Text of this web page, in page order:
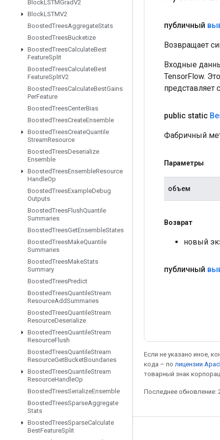
BlockLSTMGradV2
BlockLSTMV2
BoostedTreesAggregateStats
BoostedTreesBucketize
BoostedTreesCalculateBest
FeatureSplit
BoostedTreesCalculateBest
FeatureSplitV2
BoostedTreesCalculateBestGains
PerFeature
BoostedTreesCenterBias
BoostedTreesCreateEnsemble
BoostedTreesCreateQuantile
StreamResource
BoostedTreesDeserialize
Ensemble
BoostedTreesEnsembleResource
HandleOp
BoostedTreesExampleDebug
Outputs
BoostedTreesFlushQuantile
Summaries
BoostedTreesGetEnsembleStates
BoostedTreesMakeQuantile
Summaries
BoostedTreesMakeStats
Summary
BoostedTreesPredict
BoostedTreesQuantileStream
ResourceAddSummaries
BoostedTreesQuantileStream
ResourceDeserialize
BoostedTreesQuantileStream
ResourceFlush
BoostedTreesQuantileStream
ResourceGetBucketBoundaries
BoostedTreesQuantileStream
ResourceHandleOp
BoostedTreesSerializeEnsemble
BoostedTreesSparseAggregate
Stats
BoostedTreesSparseCalculate
BestFeatureSplit
публичный
Возвращает
Входные
TensorFlow.
представляет
public static
Фабричный
Параметры
объем
Возврат
новый
публичный
Если не указано иное,
кода – по лицензии
товарный знак
Последнее обновление:
Мы в социальных сетях